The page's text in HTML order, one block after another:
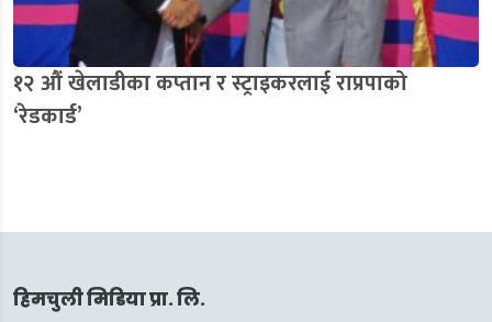
१२ औं खेलाडीका कप्तान र स्ट्राइकरलाई राप्रपाको
‘रेडकार्ड’
हिमचुली मिडिया प्रा. लि.